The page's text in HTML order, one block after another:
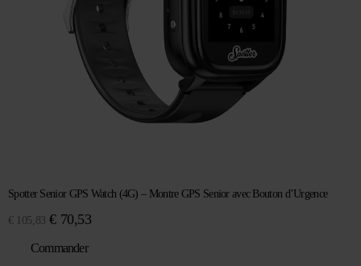
Spotter Senior GPS Watch (4G) – Montre GPS Senior avec Bouton d’Urgence
€ 105,83 Le
initial
€ 70,53Le
Commander